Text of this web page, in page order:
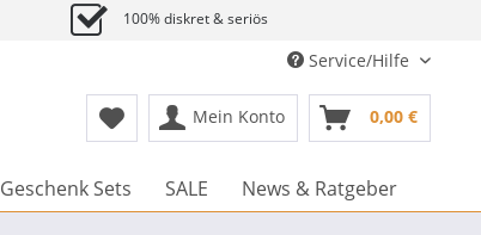
100% diskret & seriös
Service/Hilfe
Mein Konto 0,00 €
Geschenk Sets SALE News & Ratgeber